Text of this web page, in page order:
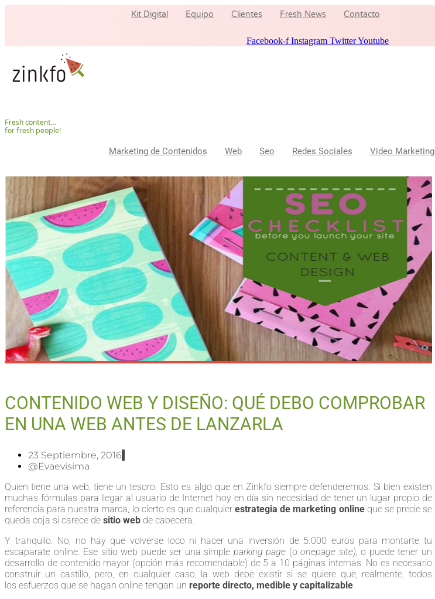
Kit Digital Equipo Clientes Fresh News Contacto
Facebook-f Instagram TwitterYoutube
Fresh content...
for fresh people!
Marketing de Contenidos Web Seo Redes Sociales Video Marketing
CONTENIDO WEB Y DISEÑO: QUÉ DEBO COMPROBAR
EN UNA WEB ANTES DE LANZARLA
23 Septiembre, 2016
@evaevisima
Quien tiene una web, tiene un tesoro. Esto es algo que en Zinkfo siempre defenderemos. Si bien existen
muchas fórmulas para llegar al usuario de Internet hoy en día sin necesidad de tener un lugar propio de
referencia para nuestra marca, lo cierto es que cualquierestrategia de marketing onlineque se precie se
queda coja si carece de sitio web de cabecera.
Y tranquilo. No, no hay que volverse loco ni hacer una inversión de 5.000 euros para montarte tu
escaparate online. Ese sitio web puede ser una simple parking page (oonepage site), o puede tener un
desarrollo de contenido mayor (opción más recomendable) de 5 a 10 páginas internas. No es necesario
construir un castillo, pero, en cualquier caso, la web debe existir si se quiere que, realmente, todos
los esfuerzos que se hagan online tengan un reporte directo, medible y capitalizable